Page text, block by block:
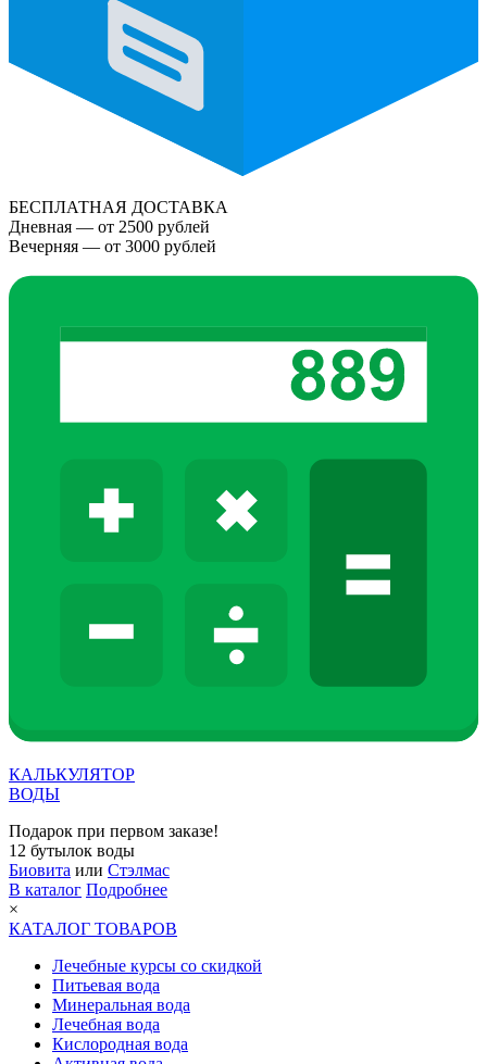
БЕСПЛАТНАЯ ДОСТАВКА
Дневная — от 2500 рублей
Вечерняя — от 3000 рублей
КАЛЬКУЛЯТОР
ВОДЫ
Подарок при первом заказе!
12 бутылок воды
Биовита или Стэлмас
В каталог Подробнее
×
КАТАЛОГ ТОВАРОВ
Лечебные курсы со скидкой
Питьевая вода
Минеральная вода
Лечебная вода
Кислородная вода